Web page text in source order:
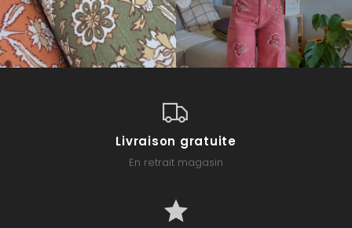
Livraison gratuite
En retrait magasin